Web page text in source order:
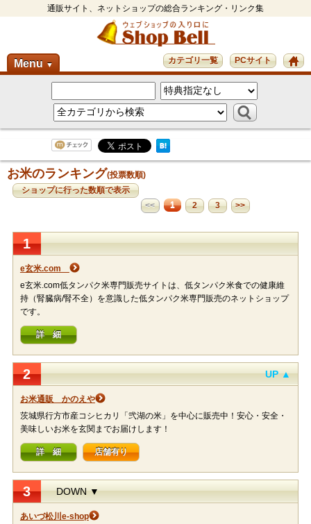
通販サイト、ネットショップの総合ランキング・リンク集
Menu ▼ PCサイト
カテゴリ一覧
お米のランキング(投票数順)
ショップに行った数順で表示
<<
1 2 3 >>
1
e玄米.com
e玄米.com低タンパク米専門販売サイトは、低タンパク米食での健康維
持（腎臓病/腎不全）を意識した低タンパク米専門販売のネットショップ
です。
詳 細
2 UP ▲
お米通販 かのえや
茨城県行方市産コシヒカリ「弐湖の米」を中心に販売中！安心・安全・
美味しいお米を玄関までお届けします！
詳 細 店舗有り
3 DOWN ▼
あいづ松川e-shop